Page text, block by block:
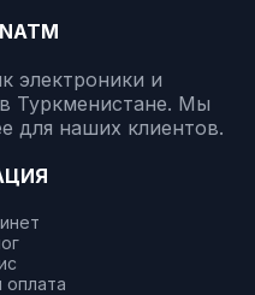
электроники и
Туркменистане. Мы
для наших клиентов.
оплата